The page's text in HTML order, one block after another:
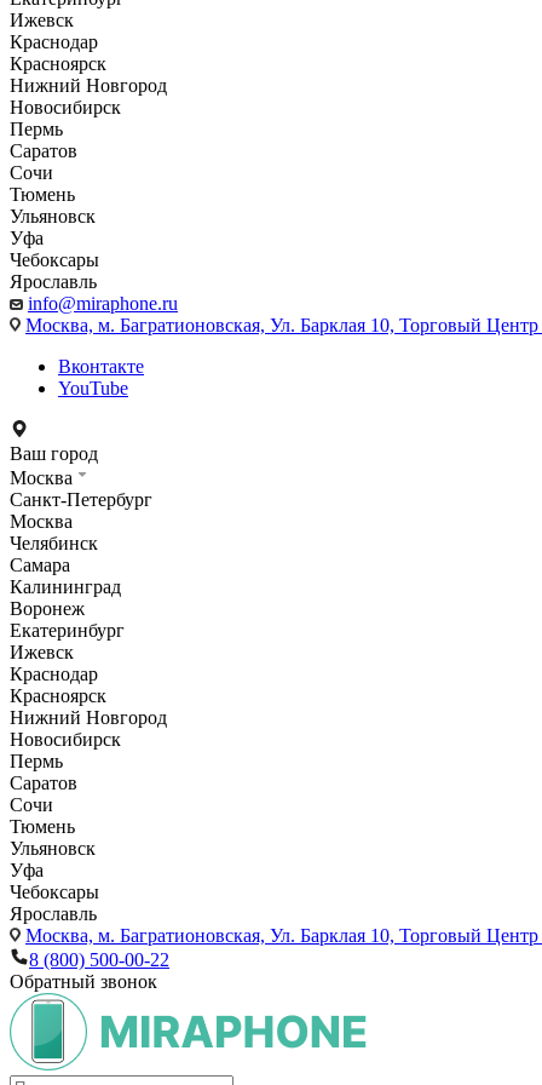
Ижевск
Краснодар
Красноярск
Нижний Новгород
Новосибирск
Пермь
Саратов
Сочи
Тюмень
Ульяновск
Уфа
Чебоксары
Ярославль
info@miraphone.ru
Москва, м. Багратионовская, Ул. Барклая 10, Торговый
Вконтакте
YouTube
Ваш город
Москва
Санкт-Петербург
Москва
Челябинск
Самара
Калининград
Воронеж
Екатеринбург
Ижевск
Краснодар
Красноярск
Нижний Новгород
Новосибирск
Пермь
Саратов
Сочи
Тюмень
Ульяновск
Уфа
Чебоксары
Ярославль
Москва, м. Багратионовская, Ул. Барклая 10, Торговый
8 (800) 500-00-22
Обратный звонок